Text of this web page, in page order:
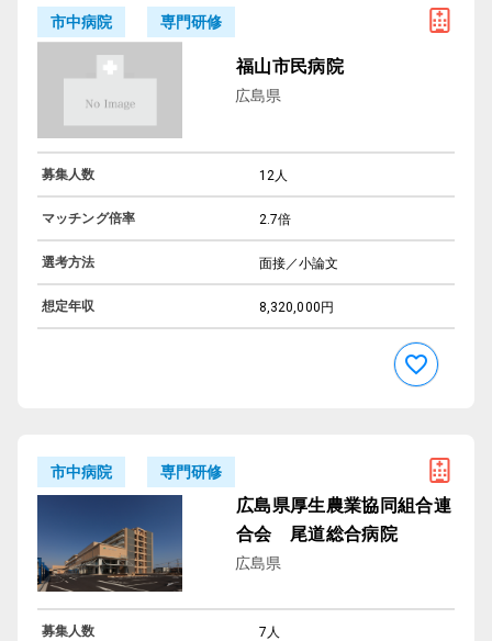
市中病院 専門研修
福山市民病院
広島県
募集人数 12人
マッチング倍率 2.7倍
選考方法 面接／小論文
想定年収 8,320,000円
市中病院 専門研修
広島県厚生農業協同組合連
合会 尾道総合病院
広島県
募集人数 7人